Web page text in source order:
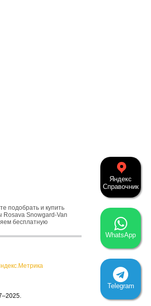
подобрать и купить
Rosava Snowgard-Van
бесплатную
Яндекс
Справочник
WhatsApp
Telegram